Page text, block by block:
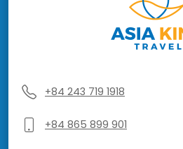
+84 243 719 1918
+84 865 899 901